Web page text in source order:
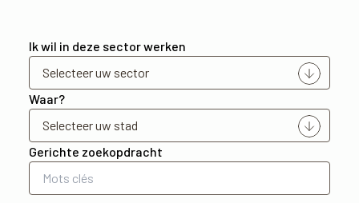
Ik wil in deze sector werken
Waar?
Gerichte zoekopdracht